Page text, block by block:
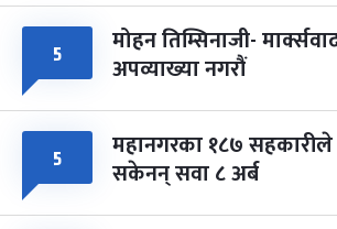
५ मोहन तिम्सिनाजी-
अपव्याख्या नगरौं
५ महानगरका १८७ सहकारीले
सकेनन् सवा ८ अर्ब